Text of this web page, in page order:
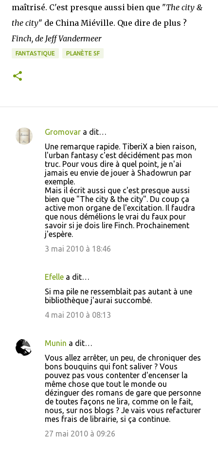
maîtrisé. C'est presque aussi bien que "The city &
the city" de China Miéville. Que dire de plus ?
Finch, de Jeff Vandermeer
FANTASTIQUE PLANÈTE SF
C
Gromovar a dit…
Une remarque rapide. TiberiX a bien raison,
l'urban fantasy c'est décidément pas mon
truc. Pour vous dire à quel point, je n'ai
jamais eu envie de jouer à Shadowrun par
exemple.
Mais il écrit aussi que c'est presque aussi
bien que "The city & the city". Du coup ça
active mon organe de l'excitation. Il faudra
que nous démélions le vrai du faux pour
savoir si je dois lire Finch. Prochainement
j'espère.
3 mai 2010 à 18:46
Efelle a dit…
Si ma pile ne ressemblait pas autant à une
bibliothèque j'aurai succombé.
4 mai 2010 à 08:13
Munin a dit…
Vous allez arrêter, un peu, de chroniquer des
bons bouquins qui font saliver ? Vous
pouvez pas vous contenter d'encenser la
même chose que tout le monde ou
dézinguer des romans de gare que personne
de toutes façons ne lira, comme on le fait,
nous, sur nos blogs ? Je vais vous refacturer
mes frais de librairie, si ça continue.
27 mai 2010 à 09:26